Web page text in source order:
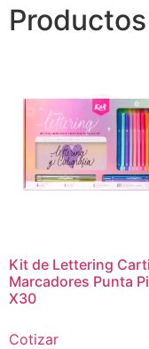
Kit de Lettering
Marcadores Punta
X30
Cotizar